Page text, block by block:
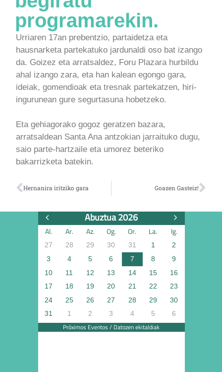
programarekin.
Urriaren 17an prebentzio, partaidetza eta
hausnarketa partekatuko jardunaldi oso bat izango
da. Goizez eta arratsaldez, Foru Plazara hurbildu
ahal izango zara, eta han kalean egongo gara,
ideiak, gomendioak eta tresnak partekatzen, hiri-
ingurunean gure segurtasuna hobetzeko.
Eta gehiagorako gogoz geratzen bazara,
arratsaldean Santa Ana antzokian jarraituko dugu,
saio parte-hartzaile eta umorez beteriko
bakarrizketa batekin.
Hernanira iritziko gara Goazen Gasteiz!
Abuztua 2026
Al. Ar. Az. Og. Or. La. Ig.
27 28 29 30 31 1
2
3
4 5 6 7 8
9
10
11 12 13 14 15
16
17
18 19 20 21 22
23
24
25 26 27 28 29
30
31
1 2 3 4 5 6
Próximos Eventos / Datozen ekitaldiak